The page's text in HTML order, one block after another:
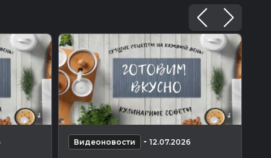
Видеоновости - 12.07.2026